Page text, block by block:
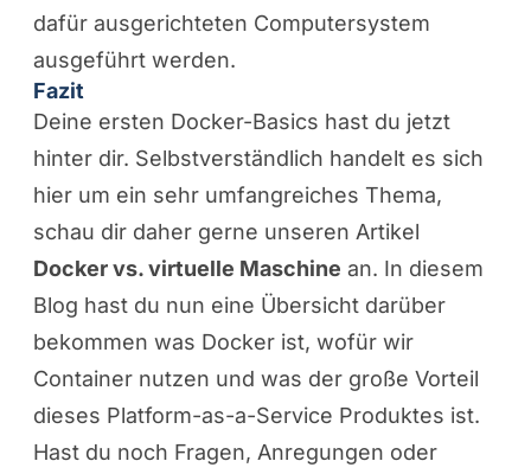
dafür ausgerichteten Computersystem
ausgeführt werden.
Fazit
Deine ersten Docker-Basics hast du jetzt
hinter dir. Selbstverständlich handelt es sich
hier um ein sehr umfangreiches Thema,
schau dir daher gerne unseren Artikel
Docker vs. virtuelle Maschine an. In diesem
Blog hast du nun eine Übersicht darüber
bekommen was Docker ist, wofür wir
Container nutzen und was der große Vorteil
dieses Platform-as-a-Service Produktes ist.
Hast du noch Fragen, Anregungen oder